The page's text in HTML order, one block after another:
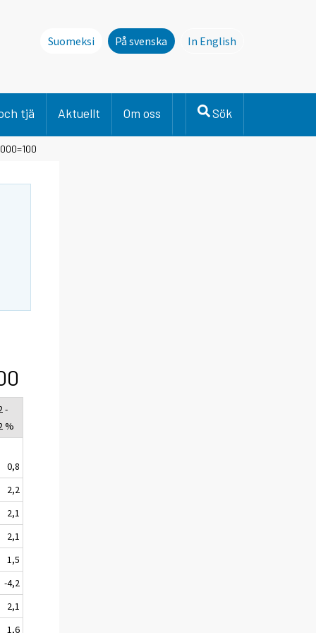
Suomeksi På svenska
In English
tjä Aktuellt Om oss Sök
-
%
0,8
2,2
2,1
2,1
1,5
-4,2
2,1
1,6